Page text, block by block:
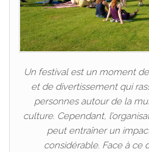
Un festival est un moment
et de divertissement qui
personnes autour de la
culture. Cependant,
peut entraîner un
considérable. Face à ce